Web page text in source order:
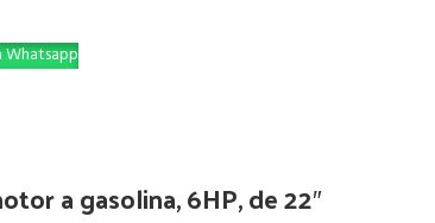
a gasolina, 6HP, de 22″